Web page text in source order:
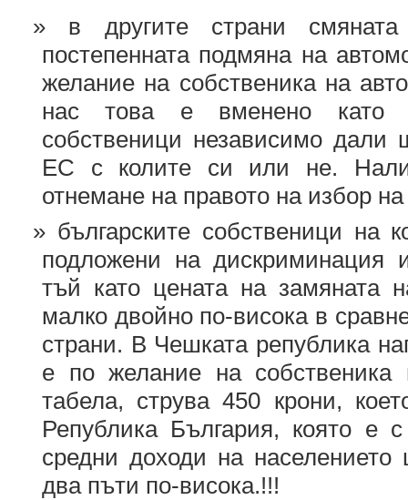
в другите страни
постепенната подмяна на
желание на собственика на
нас това е вменено като
собственици независимо дали
ЕС с колите си или не.
отнемане на правото на избор
българските собственици на
подложени на дискриминация
тъй като цената на замяната
малко двойно по-висока в
страни. В Чешката република
е по желание на собственика
табела, струва 450 крони,
Република България, която е
средни доходи на
два пъти по-висока.!!!